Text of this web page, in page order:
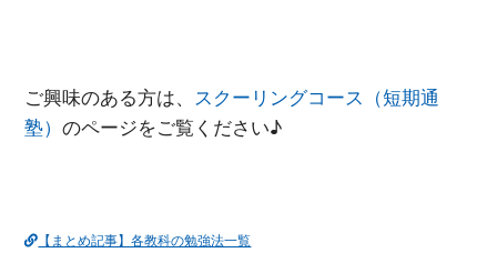
ご興味のある方は、 スクーリングコース（短期通
塾）のページをご覧ください♪
【まとめ記事】各教科の勉強法一覧